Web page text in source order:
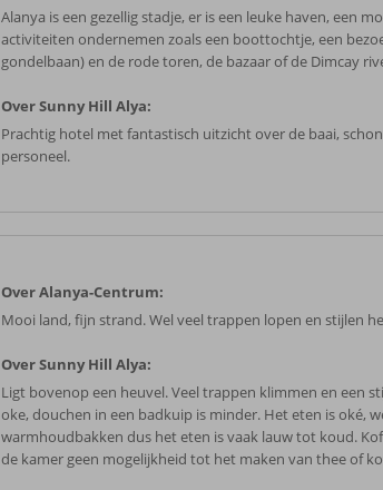
Alanya is een gezellig stadje, er is een leuke haven, een
activiteiten ondernemen zoals een boottochtje, een
gondelbaan) en de rode toren, de bazaar of de Dimcay
Over Sunny Hill Alya:
Prachtig hotel met fantastisch uitzicht over de baai,
personeel.
Over Alanya-Centrum:
Mooi land, fijn strand. Wel veel trappen lopen en stijlen
Over Sunny Hill Alya:
Ligt bovenop een heuvel. Veel trappen klimmen en een
oke, douchen in een badkuip is minder. Het eten is oké,
warmhoudbakken dus het eten is vaak lauw tot koud.
de kamer geen mogelijkheid tot het maken van thee of